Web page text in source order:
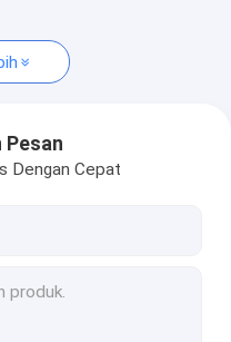
Pesan
Dengan Cepat